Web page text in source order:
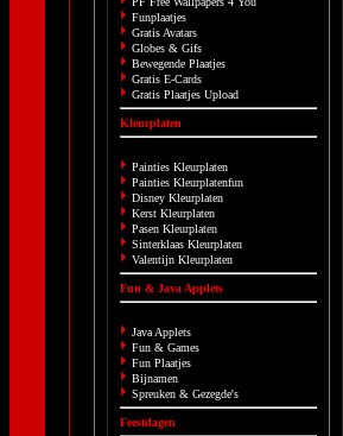
Funplaatjes
Gratis Avatars
Globes & Gifs
Bewegende Plaatjes
Gratis E-Cards
Gratis Plaatjes Upload
Kleurplaten
Painties Kleurplaten
Painties Kleurplatenfun
Disney Kleurplaten
Kerst Kleurplaten
Pasen Kleurplaten
Sinterklaas Kleurplaten
Valentijn Kleurplaten
Fun & Java Applets
Java Applets
Fun & Games
Fun Plaatjes
Bijnamen
Spreuken & Gezegde's
Feestdagen